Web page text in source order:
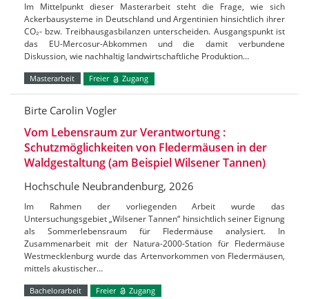
Im Mittelpunkt dieser Masterarbeit steht die Frage, wie sich
Ackerbausysteme in Deutschland und Argentinien hinsichtlich ihrer
CO₂- bzw. Treibhausgasbilanzen unterscheiden. Ausgangspunkt ist
das EU-Mercosur-Abkommen und die damit verbundene
Diskussion, wie nachhaltig landwirtschaftliche Produktion…
Masterarbeit Freier Zugang
Birte Carolin Vogler
Vom Lebensraum zur Verantwortung :
Schutzmöglichkeiten von Fledermäusen in der
Waldgestaltung (am Beispiel Wilsener Tannen)
Hochschule Neubrandenburg, 2026
Im Rahmen der vorliegenden Arbeit wurde das
Untersuchungsgebiet „Wilsener Tannen“ hinsichtlich seiner Eignung
als Sommerlebensraum für Fledermäuse analysiert. In
Zusammenarbeit mit der Natura-2000-Station für Fledermäuse
Westmecklenburg wurde das Artenvorkommen von Fledermäusen,
mittels akustischer…
Bachelorarbeit Freier Zugang